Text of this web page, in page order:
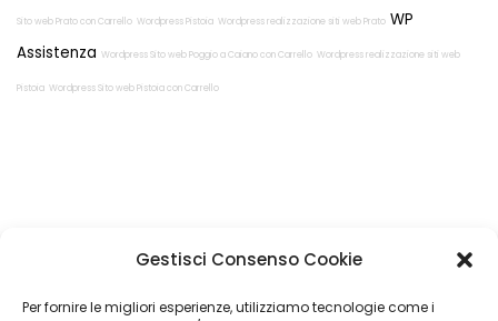
Gestisci Consenso Cookie
Per fornire le migliori esperienze, utilizziamo tecnologie come i
Sito web Prato con Carrello Wordpress Pistoia Wordpress realizzazione siti web Prato WP
Assistenza Wordpress Sito web Poggio a Caiano con Carrello Wordpress realizzazione siti web
Pistoia Wordpress Sito web Pistoia con Carrello
Restiamo in
contatto!